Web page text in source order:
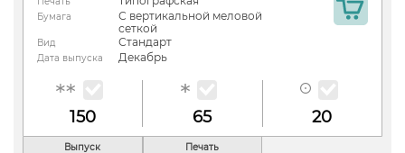
Бумага
С вертикальной меловой
сеткой
Вид Стандарт
Дата выпуска Декабрь
150 65 20
Выпуск Печать